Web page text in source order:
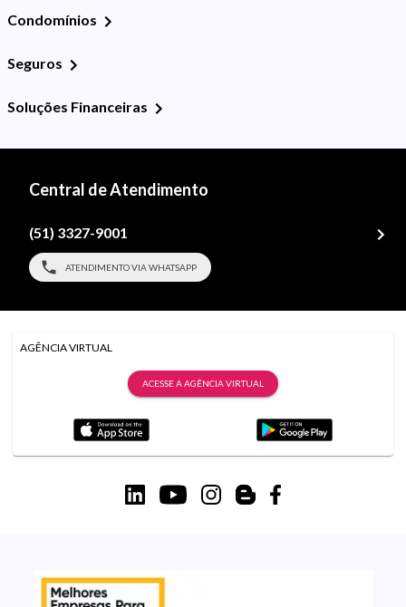
Condomínios
Seguros
Soluções Financeiras
Central de Atendimento
(51) 3327-9001
ATENDIMENTO VIA WHATSAPP
AGÊNCIA VIRTUAL
ACESSE A AGÊNCIA VIRTUAL